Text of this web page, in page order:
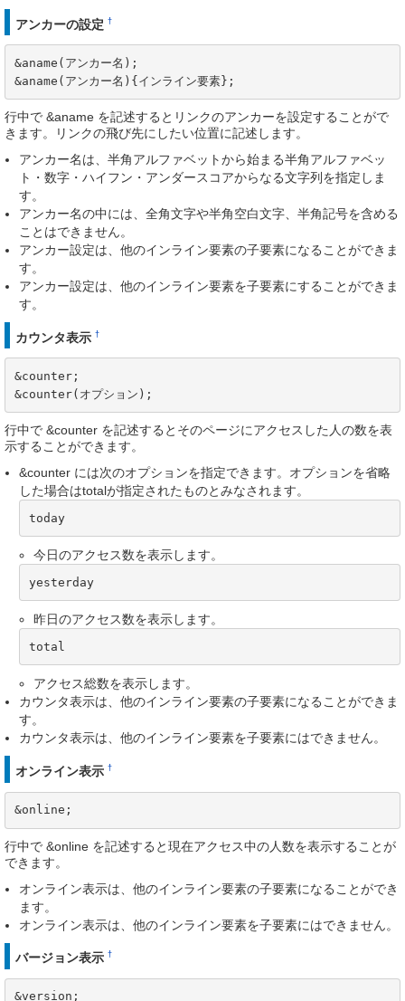
アンカーの設定 †
&aname(アンカー名);
&aname(アンカー名){インライン要素};
行中で &aname を記述するとリンクのアンカーを設定することがで
きます。リンクの飛び先にしたい位置に記述します。
アンカー名は、半角アルファベットから始まる半角アルファベッ
ト・数字・ハイフン・アンダースコアからなる文字列を指定しま
す。
アンカー名の中には、全角文字や半角空白文字、半角記号を含める
ことはできません。
アンカー設定は、他のインライン要素の子要素になることができま
す。
アンカー設定は、他のインライン要素を子要素にすることができま
す。
カウンタ表示 †
&counter;
&counter(オプション);
行中で &counter を記述するとそのページにアクセスした人の数を表
示することができます。
&counter には次のオプションを指定できます。オプションを省略
した場合はtotalが指定されたものとみなされます。
today
今日のアクセス数を表示します。
yesterday
昨日のアクセス数を表示します。
total
アクセス総数を表示します。
カウンタ表示は、他のインライン要素の子要素になることができま
す。
カウンタ表示は、他のインライン要素を子要素にはできません。
オンライン表示 †
&online;
行中で &online を記述すると現在アクセス中の人数を表示することが
できます。
オンライン表示は、他のインライン要素の子要素になることができ
ます。
オンライン表示は、他のインライン要素を子要素にはできません。
バージョン表示 †
&version;